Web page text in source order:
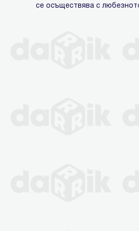
се осъществява с